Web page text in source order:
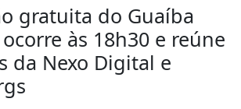
gratuita do Guaíba
às 18h30 e reúne
da Nexo Digital e